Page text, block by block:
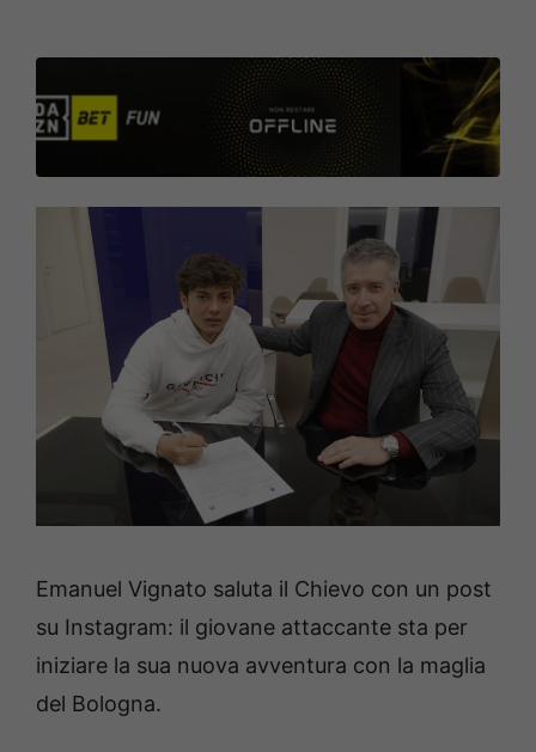
Emanuel Vignato saluta il Chievo con un post
su Instagram: il giovane attaccante sta per
iniziare la sua nuova avventura con la maglia
del Bologna.